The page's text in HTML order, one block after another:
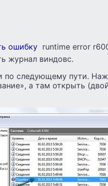
ошибку runtime error
журнал виндовс.
по следующему пути.
а там открыть